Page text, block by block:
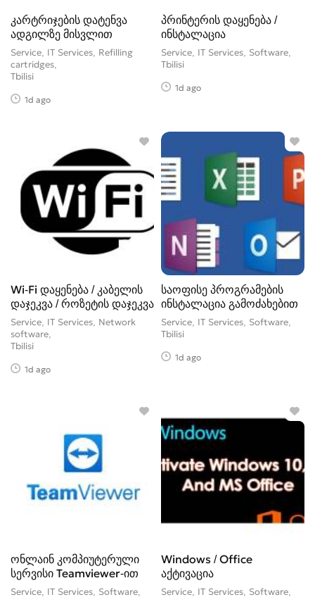
კარტრიჯების დატენვა
ადგილზე მისვლით
Service, IT Services, Refilling
cartridges
Tbilisi
1d ago
პრინტერის დაყენება /
ინსტალაცია
Service, IT Services, Software
Tbilisi
1d ago
Wi-Fi დაყენება / კაბელის
დაჯეკვა / როზეტის დაჯეკვა
Service, IT Services, Network
software
Tbilisi
1d ago
საოფისე პროგრამების
ინსტალაცია გამოძახებით
Service, IT Services, Software
Tbilisi
1d ago
ონლაინ კომპიუტერული
სერვისი Teamviewer-ით
Service, IT Services, Software
Windows / Office
აქტივაცია
Service, IT Services, Software